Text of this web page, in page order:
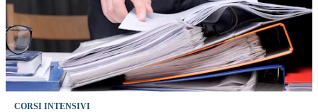
CORSI INTENSIVI